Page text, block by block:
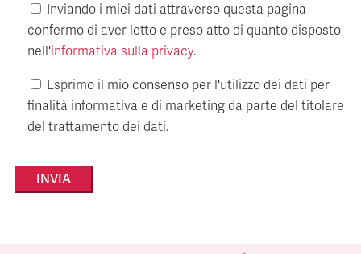
Inviando i miei dati attraverso questa pagina
confermo di aver letto e preso atto di quanto disposto
nell'informativa sulla privacy.
Esprimo il mio consenso per l'utilizzo dei dati per
finalità informativa e di marketing da parte del titolare
del trattamento dei dati.